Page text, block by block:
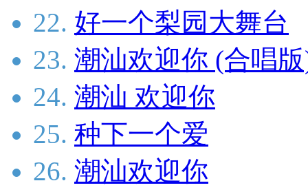
22. 好一个梨园大舞台
23. 潮汕欢迎你 (合唱
24. 潮汕 欢迎你
25. 种下一个爱
26. 潮汕欢迎你